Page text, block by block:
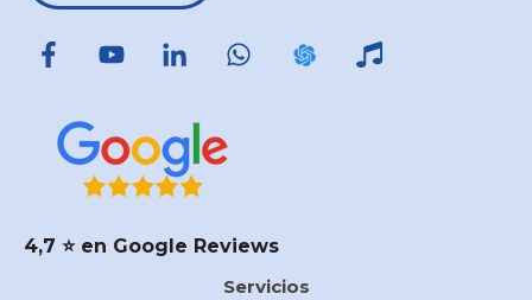
4,7 ⭐️ en Google Reviews
Servicios